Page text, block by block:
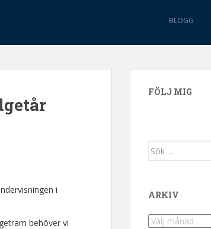
BLOGG
i
behöver vi
FÖLJ MIG
Sök efter:
ARKIV
Arkiv